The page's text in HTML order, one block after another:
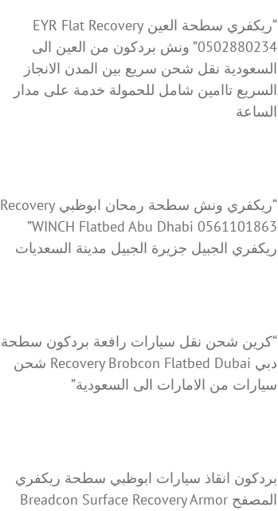
“ريكفري سطحة العين EYR Flat Recovery
0502880234” ونش بردكون من العين الى
السعودية نقل شحن سريع بين المدن الانجاز
السريع تاامين شامل للحمولة خدمة على مدار
الساعة
“ريكفري ونش سطحة رمحان ابوظبي Recovery
WINCH Flatbed Abu Dhabi 0561101863”
ريكفري الجبيل جزيرة الجبيل مدينة السعديات
“كرين شحن نقل سيارات رافعة بردكون سطحة
دبي Recovery Brobcon Flatbed Dubai شحن
سيارات من الامارات الى السعودية”
بردكون انقاذ سيارات ابوظبي سطحة ريكفري
المصفح Breadcon Surface Recovery Armor